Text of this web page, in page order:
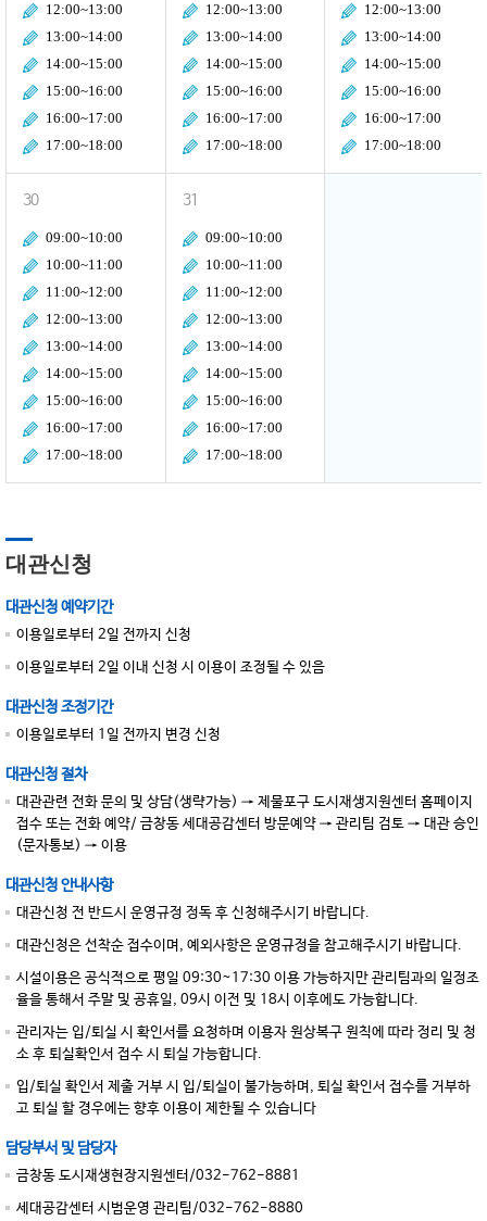
12:00~13:00
13:00~14:00
14:00~15:00
15:00~16:00
16:00~17:00
17:00~18:00
12:00~13:00
13:00~14:00
14:00~15:00
15:00~16:00
16:00~17:00
17:00~18:00
12:00~13:00
13:00~14:00
14:00~15:00
15:00~16:00
16:00~17:00
17:00~18:00
30
09:00~10:00
10:00~11:00
11:00~12:00
12:00~13:00
13:00~14:00
14:00~15:00
15:00~16:00
16:00~17:00
17:00~18:00
31
09:00~10:00
10:00~11:00
11:00~12:00
12:00~13:00
13:00~14:00
14:00~15:00
15:00~16:00
16:00~17:00
17:00~18:00
대관신청
대관신청 예약기간
이용일로부터 2일 전까지 신청
이용일로부터 2일 이내 신청 시 이용이 조정될 수 있음
대관신청 조정기간
이용일로부터 1일 전까지 변경 신청
대관신청 절차
대관관련 전화 문의 및 상담(생략가능) → 제물포구 도시재생지원센터 홈페이지
접수 또는 전화 예약/ 금창동 세대공감센터 방문예약 → 관리팀 검토 → 대관 승인
(문자통보) → 이용
대관신청 안내사항
대관신청 전 반드시 운영규정 정독 후 신청해주시기 바랍니다.
대관신청은 선착순 접수이며, 예외사항은 운영규정을 참고해주시기 바랍니다.
시설이용은 공식적으로 평일 09:30~17:30 이용 가능하지만 관리팀과의 일정조
율을 통해서 주말 및 공휴일, 09시 이전 및 18시 이후에도 가능합니다.
관리자는 입/퇴실 시 확인서를 요청하며 이용자 원상복구 원칙에 따라 정리 및 청
소 후 퇴실확인서 접수 시 퇴실 가능합니다.
입/퇴실 확인서 제출 거부 시 입/퇴실이 불가능하며, 퇴실 확인서 접수를 거부하
고 퇴실 할 경우에는 향후 이용이 제한될 수 있습니다
담당부서 및 담당자
금창동 도시재생현장지원센터/032-762-8881
세대공감센터 시범운영 관리팀/032-762-8880